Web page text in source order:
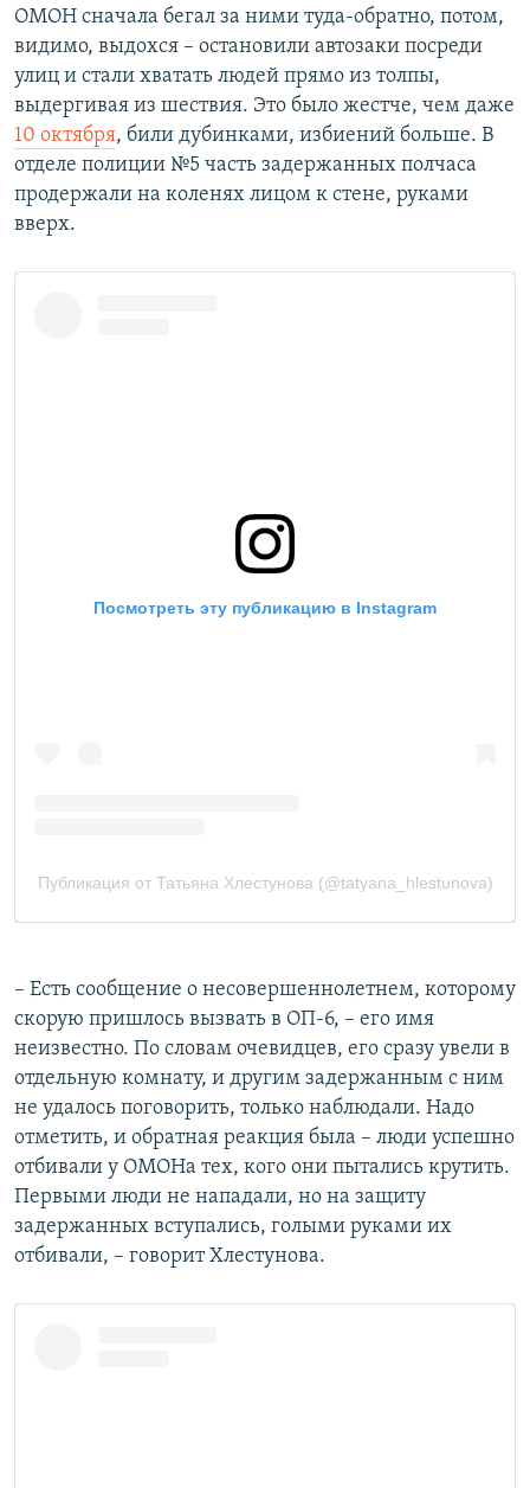
ОМОН сначала бегал за ними туда-обратно, потом,
видимо, выдохся – остановили автозаки посреди
улиц и стали хватать людей прямо из толпы,
выдергивая из шествия. Это было жестче, чем даже
10 октября, били дубинками, избиений больше. В
отделе полиции №5 часть задержанных полчаса
продержали на коленях лицом к стене, руками
вверх.
– Есть сообщение о несовершеннолетнем, которому
скорую пришлось вызвать в ОП-6, – его имя
неизвестно. По словам очевидцев, его сразу увели в
отдельную комнату, и другим задержанным с ним
не удалось поговорить, только наблюдали. Надо
отметить, и обратная реакция была – люди успешно
отбивали у ОМОНа тех, кого они пытались крутить.
Первыми люди не нападали, но на защиту
задержанных вступались, голыми руками их
отбивали, – говорит Хлестунова.